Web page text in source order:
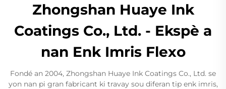
Zhongshan Huaye Ink
Coatings Co., Ltd. - Ekspè a
nan Enk Imris Flexo
Fondé an 2004, Zhongshan Huaye Ink Coatings Co., Ltd. se
yon nan pi gran fabricant ki travay sou diferan tip enk imris,